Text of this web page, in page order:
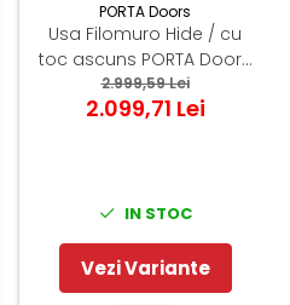
PORTA Doors
Usa Filomuro Hide / cu
toc ascuns PORTA Doors
Alb - miez PAL Tubular
2.999,59 Lei
2.099,71 Lei
IN STOC
Vezi Variante